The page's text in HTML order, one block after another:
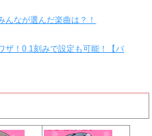
んなが選んだ楽曲は？！
ザ！0.1刻みで設定も可能！【バ